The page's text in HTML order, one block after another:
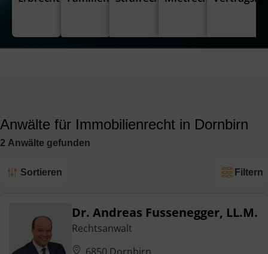
Anwälte für Immobilienrecht in Dornbirn
2 Anwälte gefunden
Sortieren Filtern
Dr. Andreas Fussenegger, LL.M.
Rechtsanwalt